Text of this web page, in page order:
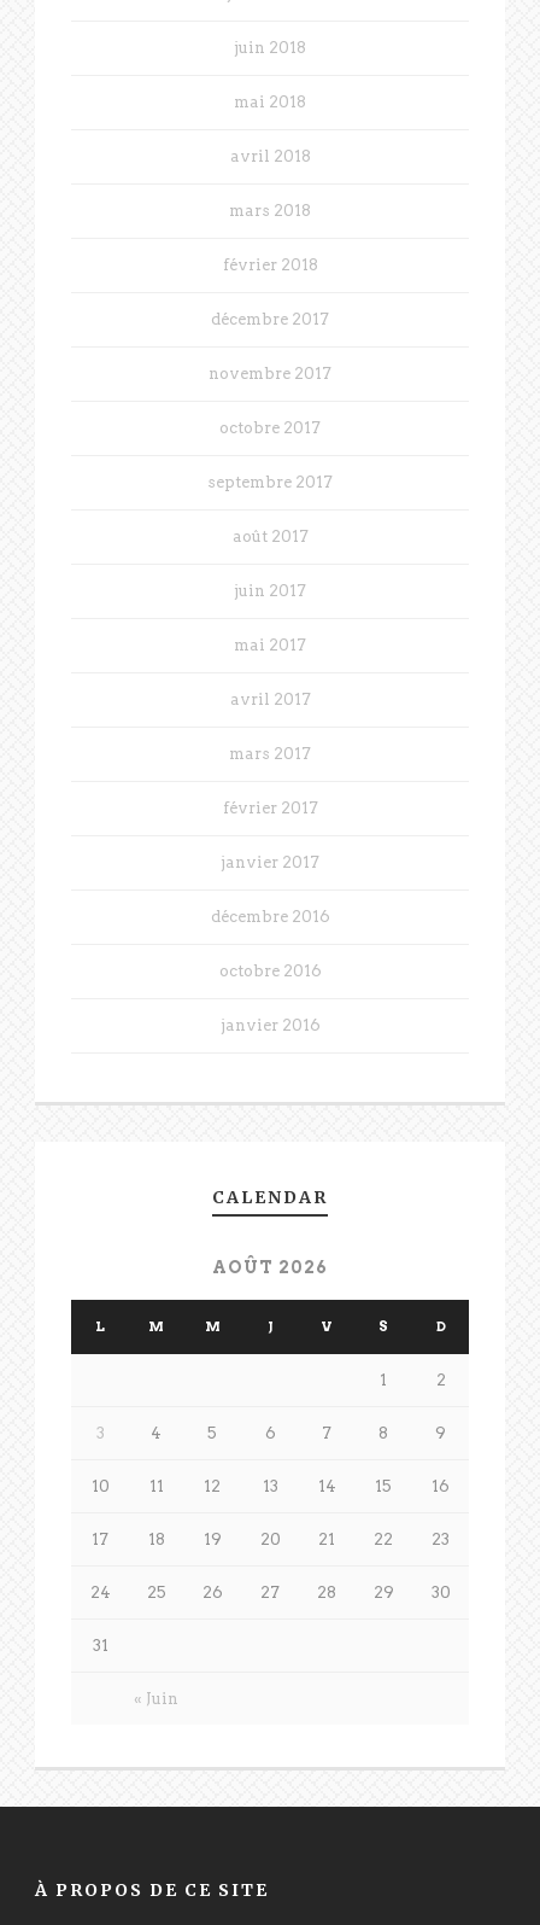
juin 2018
mai 2018
avril 2018
mars 2018
février 2018
décembre 2017
novembre 2017
octobre 2017
septembre 2017
août 2017
juin 2017
mai 2017
avril 2017
mars 2017
février 2017
janvier 2017
décembre 2016
octobre 2016
janvier 2016
CALENDAR
AOÛT 2026
L M M J V S D
« Juin
1 2
3 4 5 6 7 8 9
10 11 12 13 14 15 16
17 18 19 20 21 22 23
24 25 26 27 28 29 30
31
À PROPOS DE CE SITE